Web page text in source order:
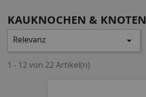
KAUKNOCHEN & KNOTEN
Relevanz 
1 - 12 von 22 Artikel(n)